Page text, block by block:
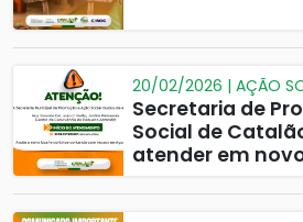
20/02/2026 | AÇÃO
Secretaria de
Social de
atender em